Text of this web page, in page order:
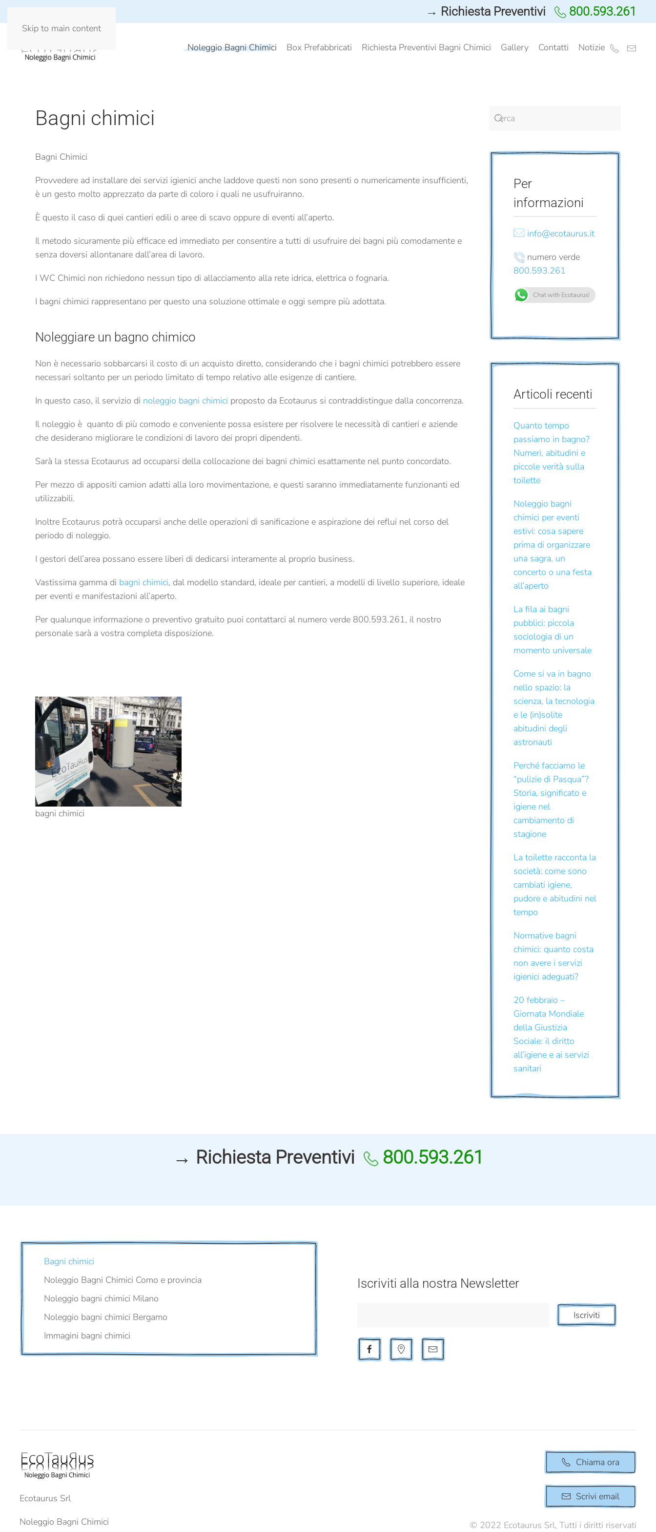
Skip to main content
→ Richiesta Preventivi 800.593.261
Noleggio Bagni Chimici Box Prefabbricati Richiesta Preventivi Bagni Chimici Gallery Contatti Notizie
Bagni chimici
Bagni Chimici
Provvedere ad installare dei servizi igienici anche laddove questi non sono presenti o numericamente insufficienti,
è un gesto molto apprezzato da parte di coloro i quali ne usufruiranno.
È questo il caso di quei cantieri edili o aree di scavo oppure di eventi all’aperto.
Il metodo sicuramente più efficace ed immediato per consentire a tutti di usufruire dei bagni più comodamente e
senza doversi allontanare dall’area di lavoro.
I WC Chimici non richiedono nessun tipo di allacciamento alla rete idrica, elettrica o fognaria.
I bagni chimici rappresentano per questo una soluzione ottimale e oggi sempre più adottata.
Noleggiare un bagno chimico
Non è necessario sobbarcarsi il costo di un acquisto diretto, considerando che i bagni chimici potrebbero essere
necessari soltanto per un periodo limitato di tempo relativo alle esigenze di cantiere.
In questo caso, il servizio di noleggio bagni chimici proposto da Ecotaurus si contraddistingue dalla concorrenza.
Il noleggio è quanto di più comodo e conveniente possa esistere per risolvere le necessità di cantieri e aziende
che desiderano migliorare le condizioni di lavoro dei propri dipendenti.
Sarà la stessa Ecotaurus ad occuparsi della collocazione dei bagni chimici esattamente nel punto concordato.
Per mezzo di appositi camion adatti alla loro movimentazione, e questi saranno immediatamente funzionanti ed
utilizzabili.
Inoltre Ecotaurus potrà occuparsi anche delle operazioni di sanificazione e aspirazione dei reflui nel corso del
periodo di noleggio.
I gestori dell’area possano essere liberi di dedicarsi interamente al proprio business.
Vastissima gamma di bagni chimici, dal modello standard, ideale per cantieri, a modelli di livello superiore, ideale
per eventi e manifestazioni all’aperto.
Per qualunque informazione o preventivo gratuito puoi contattarci al numero verde 800.593.261, il nostro
personale sarà a vostra completa disposizione.
bagni chimici
Per
informazioni
info@ecotaurus.it
numero verde
800.593.261
Chat with Ecotaurus!
Articoli recenti
Quanto tempo
passiamo in bagno?
Numeri, abitudini e
piccole verità sulla
toilette
Noleggio bagni
chimici per eventi
estivi: cosa sapere
prima di organizzare
una sagra, un
concerto o una festa
all’aperto
La fila ai bagni
pubblici: piccola
sociologia di un
momento universale
Come si va in bagno
nello spazio: la
scienza, la tecnologia
e le (in)solite
abitudini degli
astronauti
Perché facciamo le
“pulizie di Pasqua”?
Storia, significato e
igiene nel
cambiamento di
stagione
La toilette racconta la
società: come sono
cambiati igiene,
pudore e abitudini nel
tempo
Normative bagni
chimici: quanto costa
non avere i servizi
igienici adeguati?
20 febbraio –
Giornata Mondiale
della Giustizia
Sociale: il diritto
all’igiene e ai servizi
sanitari
→ Richiesta Preventivi 800.593.261
Bagni chimici
Noleggio Bagni Chimici Como e provincia
Noleggio bagni chimici Milano
Noleggio bagni chimici Bergamo
Immagini bagni chimici
Iscriviti alla nostra Newsletter
Iscriviti
Ecotaurus Srl
Noleggio Bagni Chimici
Chiama ora
Scrivi email
© 2022 Ecotaurus Srl, Tutti i diritti riservati